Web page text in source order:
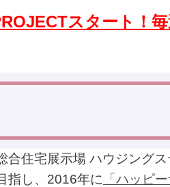
スタート！
合住宅展示場 ハウジング
指し、2016年に 「ハッピ